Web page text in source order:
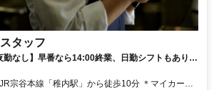
タッフ
勤なし】早番なら14:00終業、日勤シフトもあり！
新しい環境ではじめる、病院のキッチンスタッ
宗谷本線「稚内駅」から徒歩10分 ＊マイカー通